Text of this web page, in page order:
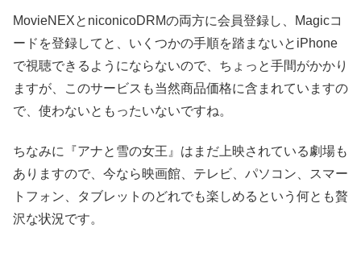
MovieNEXとniconicoDRMの両方に会員登録し、Magicコ
ードを登録してと、いくつかの手順を踏まないとiPhone
で視聴できるようにならないので、ちょっと手間がかかり
ますが、このサービスも当然商品価格に含まれていますの
で、使わないともったいないですね。
ちなみに『アナと雪の女王』はまだ上映されている劇場も
ありますので、今なら映画館、テレビ、パソコン、スマー
トフォン、タブレットのどれでも楽しめるという何とも贅
沢な状況です。